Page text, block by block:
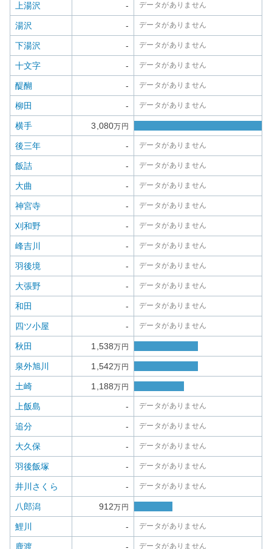
上湯沢 - データがありません
湯沢 - データがありません
下湯沢 - データがありません
十文字 - データがありません
醍醐 - データがありません
柳田 - データがありません
横手 3,080万円
後三年 - データがありません
飯詰 - データがありません
大曲 - データがありません
神宮寺 - データがありません
刈和野 - データがありません
峰吉川 - データがありません
羽後境 - データがありません
大張野 - データがありません
和田 - データがありません
四ツ小屋 - データがありません
秋田 1,538万円
泉外旭川 1,542万円
土崎 1,188万円
上飯島 - データがありません
追分 - データがありません
大久保 - データがありません
羽後飯塚 - データがありません
井川さくら - データがありません
八郎潟 912万円
鯉川 - データがありません
鹿渡 - データがありません